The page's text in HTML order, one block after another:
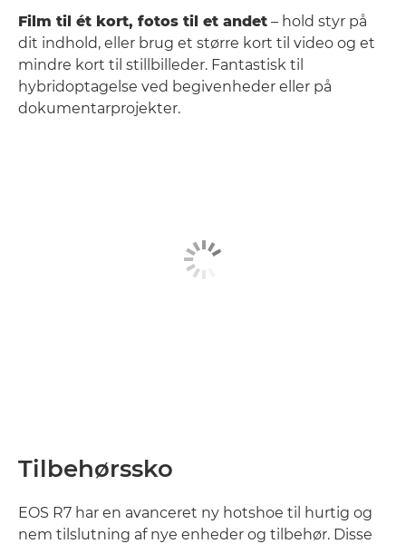
Film til ét kort, fotos til et andet – hold styr på
dit indhold, eller brug et større kort til video og et
mindre kort til stillbilleder. Fantastisk til
hybridoptagelse ved begivenheder eller på
dokumentarprojekter.
Tilbehørssko
EOS R7 har en avanceret ny hotshoe til hurtig og
nem tilslutning af nye enheder og tilbehør. Disse